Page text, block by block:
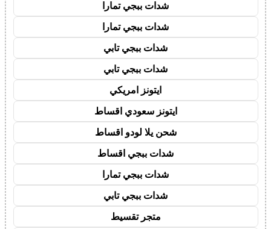
شدات ببجي تمارا
شدات ببجي تمارا
شدات ببجي تابي
شدات ببجي تابي
ايتونز امريكي
ايتونز سعودي اقساط
شحن يلا لودو اقساط
شدات ببجي اقساط
شدات ببجي تمارا
شدات ببجي تابي
متجر تقسيط